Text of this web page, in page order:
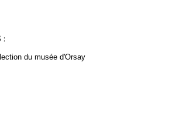
:
du musée d'Orsay